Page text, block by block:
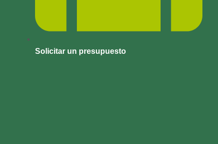
Solicitar un presupuesto